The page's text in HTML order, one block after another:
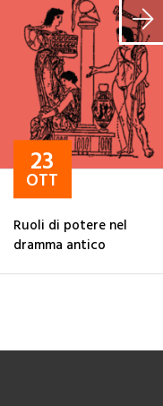
23
OTT
Ruoli di potere nel
dramma antico